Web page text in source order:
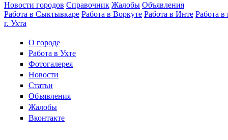
Новости городов Справочник Жалобы Объявления
Работа в Сыктывкаре Работа в Воркуте Работа в Инте Работа в
г. Ухта
О городе
Работа в Ухте
Фотогалерея
Новости
Статьи
Объявления
Жалобы
Вконтакте